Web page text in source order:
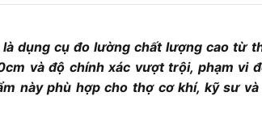
dụng cụ đo lường chất lượng cao từ
và độ chính xác vượt trội, phạm
này phù hợp cho thợ cơ khí, kỹ sư